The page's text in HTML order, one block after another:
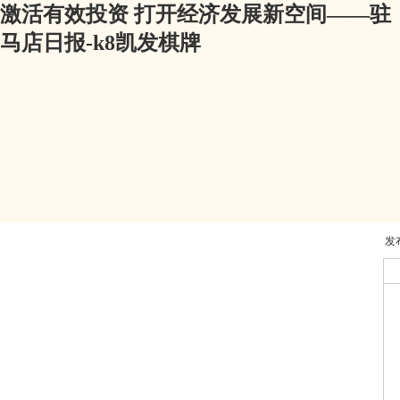
激活有效投资 打开经济发展新空间——驻
马店日报-k8凯发棋牌
发